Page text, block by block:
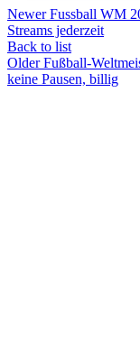
Newer Fussball WM
Streams jederzeit
Back to list
Older Fußball-
keine Pausen, billig